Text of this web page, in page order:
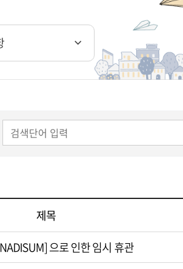
제목
으로 인한 임시 휴관